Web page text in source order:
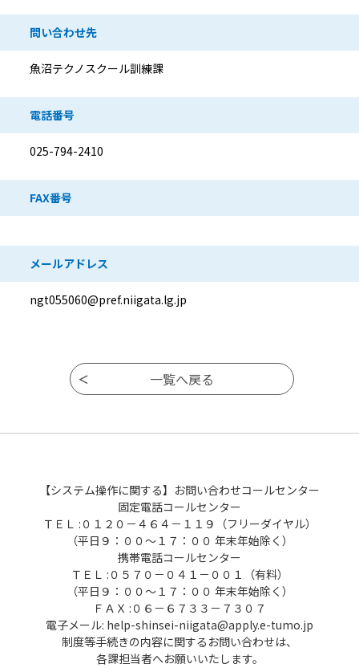
問い合わせ先
魚沼テクノスクール訓練課
電話番号
025-794-2410
FAX番号
メールアドレス
ngt055060@pref.niigata.lg.jp
【システム操作に関する】お問い合わせコールセンター
固定電話コールセンター
ＴＥＬ :０１２０－４６４－１１９（フリーダイヤル）
（平日９：００～１７：００ 年末年始除く）
携帯電話コールセンター
ＴＥＬ :０５７０－０４１－００１（有料）
（平日９：００～１７：００ 年末年始除く）
ＦＡＸ :０６－６７３３－７３０７
電子メール: help-shinsei-niigata@apply.e-tumo.jp
制度等手続きの内容に関するお問い合わせは、
各課担当者へお願いいたします。